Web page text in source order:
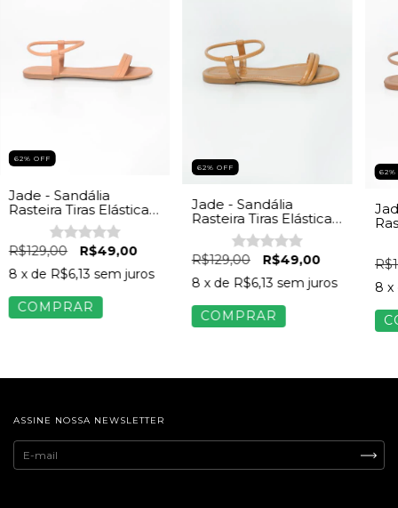
62% OFF
Jade - Sandália
Rasteira Tiras Elástica
Feminina Bege
R$129,00
R$49,00
8 x de R$6,13 sem juros
COMPRAR
62% OFF
Jade - Sandália
Rasteira Tiras Elástica
Feminina Bege
Cerrado
R$129,00
R$49,00
8 x de R$6,13 sem juros
COMPRAR
62
8 x
ASSINE NOSSA NEWSLETTER